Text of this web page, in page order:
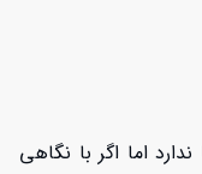
اما اگر با نگاهی